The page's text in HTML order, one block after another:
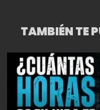
TAMBIÉN TE